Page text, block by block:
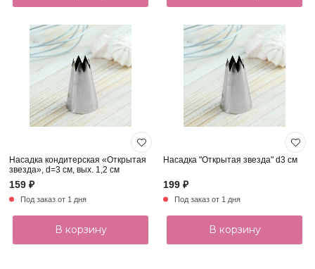
Насадка кондитерская «Открытая
звезда», d=3 см, вых. 1,2 см
159 ₽
Под заказ от 1 дня
В корзину
Насадка "Открытая звезда" d3 см
199 ₽
Под заказ от 1 дня
В корзину